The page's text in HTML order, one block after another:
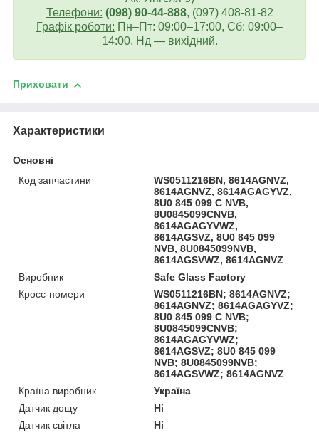
Телефони: (098) 90-44-888, (097) 408-81-82
Графік роботи: Пн–Пт: 09:00–17:00, Сб: 09:00–
14:00, Нд — вихідний.
Приховати
Характеристики
Основні
Код запчастини
WS0511216BN, 8614AGNVZ,
8614AGNVZ, 8614AGAGYVZ,
8U0 845 099 C NVB,
8U0845099CNVB,
8614AGAGYVWZ,
8614AGSVZ, 8U0 845 099
NVB, 8U0845099NVB,
8614AGSVWZ, 8614AGNVZ
Виробник
Safe Glass Factory
Кросс-номери
WS0511216BN; 8614AGNVZ;
8614AGNVZ; 8614AGAGYVZ;
8U0 845 099 C NVB;
8U0845099CNVB;
8614AGAGYVWZ;
8614AGSVZ; 8U0 845 099
NVB; 8U0845099NVB;
8614AGSVWZ; 8614AGNVZ
Країна виробник
Україна
Датчик дощу
Ні
Датчик світла
Ні